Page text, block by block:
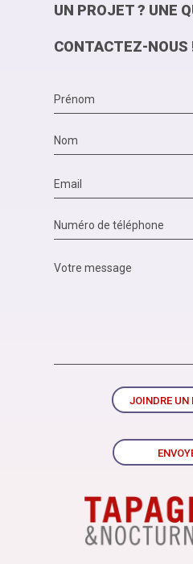
UN PROJET ? UNE
CONTACTEZ-NOUS
JOINDRE UN